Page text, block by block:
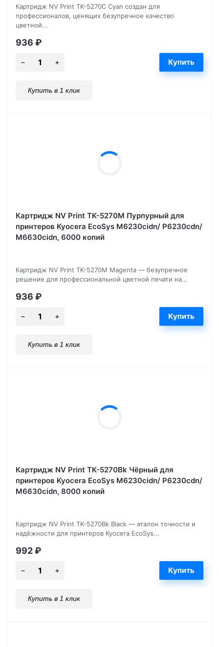
Картридж NV Print TK-5270C Cyan создан для
профессионалов, ценящих безупречное качество
цветной...
936 ₽
Купить в 1 клик
Картридж NV Print TK-5270M Пурпурный для
принтеров Kyocera EcoSys M6230cidn/ P6230cdn/
M6630cidn, 6000 копий
Картридж NV Print TK-5270M Magenta — безупречное
решение для профессиональной цветной печати на...
936 ₽
Купить в 1 клик
Картридж NV Print TK-5270Bk Чёрный для
принтеров Kyocera EcoSys M6230cidn/ P6230cdn/
M6630cidn, 8000 копий
Картридж NV Print TK-5270Bk Black — эталон точности и
надёжности для принтеров Kyocera EcoSys...
992₽
Купить в 1 клик